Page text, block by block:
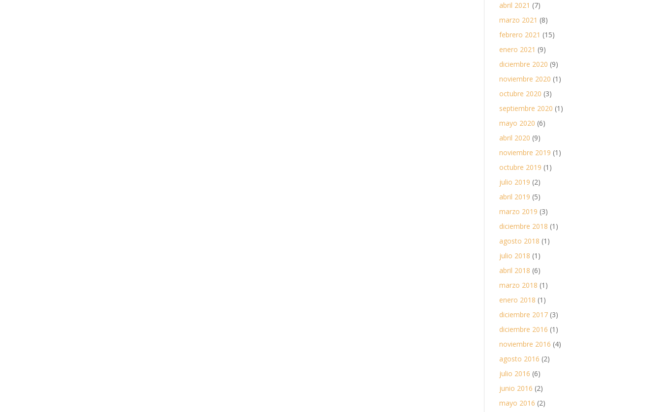
abril 2021 (7)
marzo 2021 (8)
febrero 2021 (15)
enero 2021 (9)
diciembre 2020 (9)
noviembre 2020 (1)
octubre 2020 (3)
septiembre 2020 (1)
mayo 2020 (6)
abril 2020 (9)
noviembre 2019 (1)
octubre 2019 (1)
julio 2019 (2)
abril 2019 (5)
marzo 2019 (3)
diciembre 2018 (1)
agosto 2018 (1)
julio 2018 (1)
abril 2018 (6)
marzo 2018 (1)
enero 2018 (1)
diciembre 2017 (3)
diciembre 2016 (1)
noviembre 2016 (4)
agosto 2016 (2)
julio 2016 (6)
junio 2016 (2)
mayo 2016 (2)